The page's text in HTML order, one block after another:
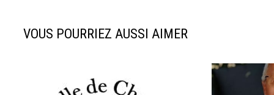
VOUS POURRIEZ AUSSI AIMER